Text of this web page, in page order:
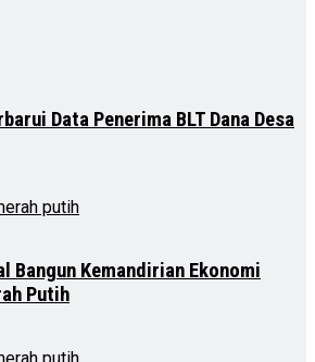
Data Penerima BLT Dana Desa
Bangun Kemandirian Ekonomi
Putih